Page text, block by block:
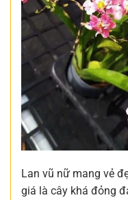
Lan vũ nữ mang vẻ
giá là cây khá đỏng